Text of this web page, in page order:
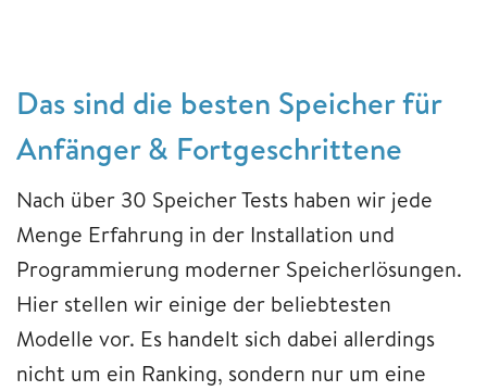
Das sind die besten Speicher für
Anfänger & Fortgeschrittene
Nach über 30 Speicher Tests haben wir jede
Menge Erfahrung in der Installation und
Programmierung moderner Speicherlösungen.
Hier stellen wir einige der beliebtesten
Modelle vor. Es handelt sich dabei allerdings
nicht um ein Ranking, sondern nur um eine